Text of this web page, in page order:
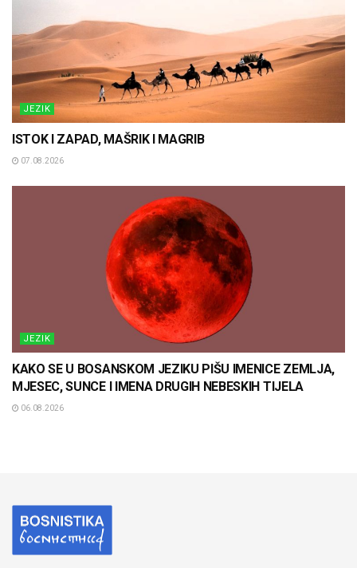
JEZIK
ISTOK I ZAPAD, MAŠRIK I MAGRIB
07.08.2026
JEZIK
KAKO SE U BOSANSKOM JEZIKU PIŠU IMENICE ZEMLJA,
MJESEC, SUNCE I IMENA DRUGIH NEBESKIH TIJELA
06.08.2026